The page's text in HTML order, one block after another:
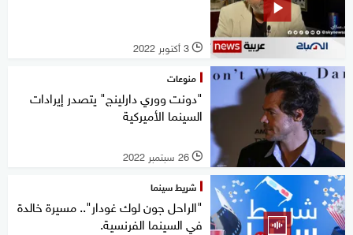
l 3 أكتوبر 2022
منوعات
"دونت ووري دارلينج" يتصدر إيرادات
السينما الأميركية
l 26 سبتمبر 2022
شريط سينما
"الراحل جون لوك غودار".. مسيرة خالدة
في السينما الفرنسية.